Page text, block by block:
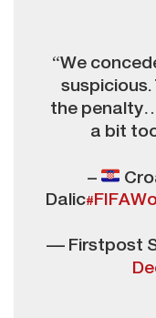
“We
the
a bit
–
Dalic
— Firstpost